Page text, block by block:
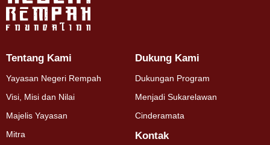
Tentang Kami
Yayasan Negeri Rempah
Visi, Misi dan Nilai
Majelis Yayasan
Mitra
Dukung Kami
Dukungan Program
Menjadi Sukarelawan
Cinderamata
Kontak